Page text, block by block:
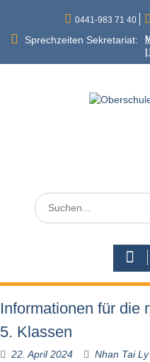
content
0441-983 71 40
Sprechzeiten Sekretariat:
Search
for:
Informationen für die
5. Klassen
22. April 2024 Nhan Tai Ly